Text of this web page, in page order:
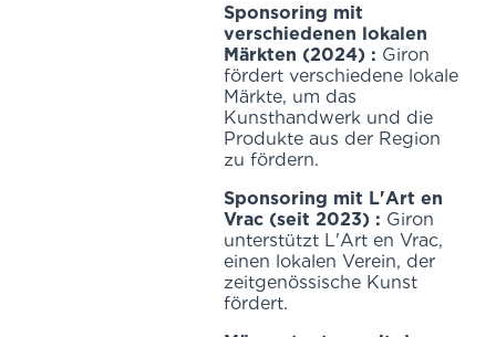
Sponsoring mit
verschiedenen lokalen
Märkten (2024) : Giron
fördert verschiedene lokale
Märkte, um das
Kunsthandwerk und die
Produkte aus der Region
zu fördern.
Sponsoring mit L'Art en
Vrac (seit 2023) : Giron
unterstützt L'Art en Vrac,
einen lokalen Verein, der
zeitgenössische Kunst
fördert.